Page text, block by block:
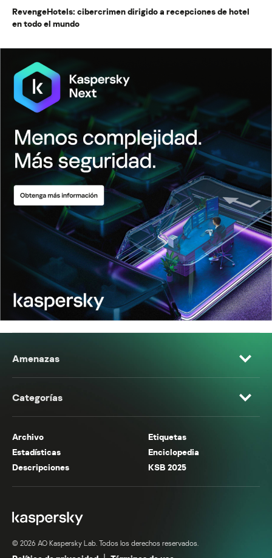
RevengeHotels: cibercrimen dirigido a recepciones de hotel
en todo el mundo
Amenazas
Categorías
Archivo
Etiquetas
Estadísticas
Enciclopedia
Descripciones
KSB 2025
© 2026 AO Kaspersky Lab. Todos los derechos reservados.